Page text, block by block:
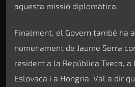
aquesta missió diplomàtica.
Finalment, el Govern també ha
nomenament de Jaume Serra
resident a la República Txeca, a
Eslovaca i a Hongria. Val a dir